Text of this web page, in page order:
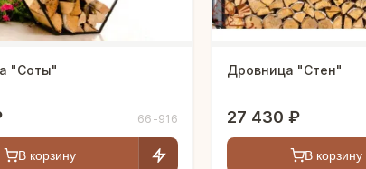
"Соты"
66-916
В корзину
Дровница "Стен"
27 430 ₽
В корзину